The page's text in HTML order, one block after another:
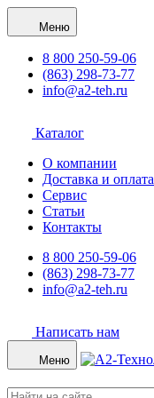
Меню
8 800 250-59-06
(863) 298-73-77
info@a2-teh.ru
Каталог
О компании
Доставка и оплата
Сервис
Статьи
Контакты
8 800 250-59-06
(863) 298-73-77
info@a2-teh.ru
Написать нам
Меню